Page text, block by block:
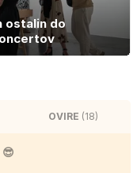
ostalin do
OVIRE (18)